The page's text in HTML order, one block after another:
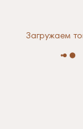
Загружаем